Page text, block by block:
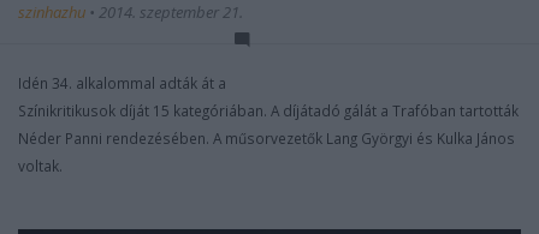
szinhazhu • 2014. szeptember 21.
Idén 34. alkalommal adták át a
Színikritikusok díját 15 kategóriában. A díjátadó gálát a Trafóban tartották
Néder Panni rendezésében. A műsorvezetők Lang Györgyi és Kulka János
voltak.